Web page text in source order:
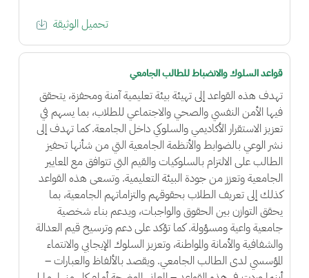
تحميل الوثيقة
قواعد السلوك والانضباط للطالب الجامعي
تهدف هذه القواعد إلى تهيئة بيئة تعليمية آمنة ومحفزة، يتحقق
فيها الأمن النفسي والصحي والاجتماعي للطلاب، بما يسهم في
تعزيز الاستقرار الأكاديمي والسلوكي داخل الجامعة. كما تهدف إلى
نشر الوعي بالضوابط والأنظمة الجامعية التي من شأنها تحفيز
الطالب على الالتزام بالسلوكيات والقيم التي تتوافق مع المعايير
الجامعية وتعزز من جودة البيئة التعليمية. وتسعى هذه القواعد
كذلك إلى تعريف الطلاب بحقوقهم والتزاماتهم الجامعية، بما
يحقق التوازن بين الحقوق والواجبات، ويدعم بناء شخصية
جامعية واعية ومسؤولة. كما تؤكد على دعم وترسيخ قيم العدالة
والشفافية والأمانة والمواطنة، وتعزيز السلوك الإيجابي والانتماء
المؤسسي لدى الطالب الجامعي. ويقصد بالألفاظ والعبارات –